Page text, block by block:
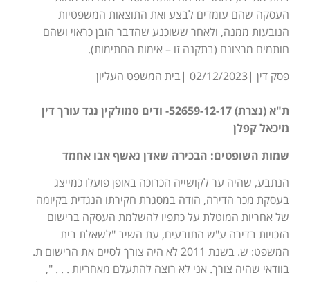
העסקה שהם עומדים לבצע ואת התוצאות המשפטיות
הנובעות ממנה, ולאחר ששוכנע שהדבר הובן כראוי ושהם
חותמים מרצונם (בתקנה זו – אימות החתימות).
פסק דין |02/12/2023 |בית המשפט העליון
ת"א (נצרת) 52659-12-17- ודים סמולקין נגד עורך דין
מיכאל קפלן
שמות השופטים: הבכירה שאדן נאשף אבו אחמד
הנתבע, שהיה ער לקושייה הכרוכה באופן פועלו כמייצג
בעסקת מכר הדירה, הודה במסגרת חקירתו הנגדית בקיומה
של אחריות המוטלת על כתפיו להשלמת העסקה ברישום
הזכויות בדירה ע"ש התובעים, עת השיב "לשאלת בית
המשפט: ש. בשנת 2011 לא היה צורך לסיים את הרישום ת.
בוודאי שהיה צורך. אני לא רוצה להתעלם מאחריות . . . ",